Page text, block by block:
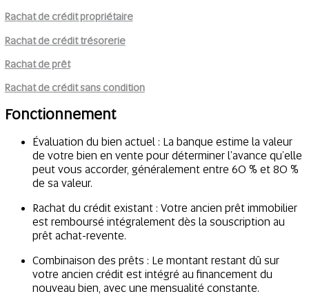
Rachat de crédit propriétaire
Rachat de crédit trésorerie
Rachat de prêt
Rachat de crédit sans condition
Fonctionnement
Évaluation du bien actuel : La banque estime la valeur
de votre bien en vente pour déterminer l'avance qu'elle
peut vous accorder, généralement entre 60 % et 80 %
de sa valeur.
Rachat du crédit existant : Votre ancien prêt immobilier
est remboursé intégralement dès la souscription au
prêt achat-revente.
Combinaison des prêts : Le montant restant dû sur
votre ancien crédit est intégré au financement du
nouveau bien, avec une mensualité constante.